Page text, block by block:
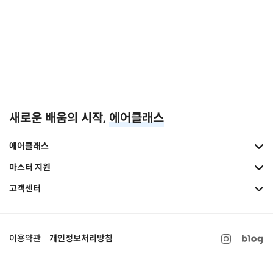
새로운 배움의 시작, 에어클래스
에어클래스
마스터 지원
고객센터
이용약관 개인정보처리방침